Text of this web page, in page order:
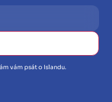
vám psát o Islandu.